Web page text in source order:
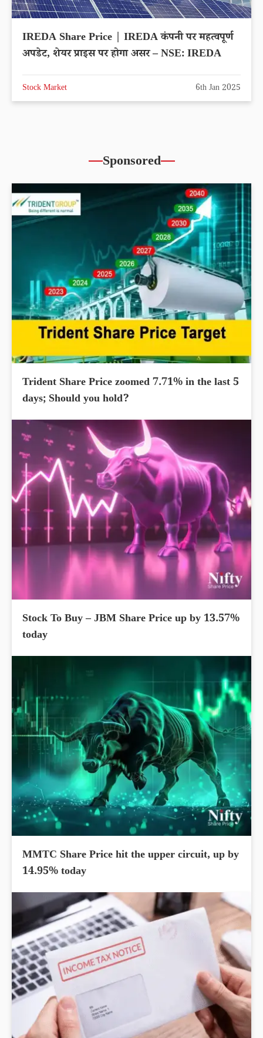
IREDA Share Price | IREDA कंपनी पर महत्वपूर्ण
अपडेट, शेयर प्राइस पर होगा असर – NSE: IREDA
Stock Market 6th Jan 2025
Sponsored
Trident Share Price zoomed 7.71% in the last 5
days; Should you hold?
Stock To Buy – JBM Share Price up by 13.57%
today
MMTC Share Price hit the upper circuit, up by
14.95% today